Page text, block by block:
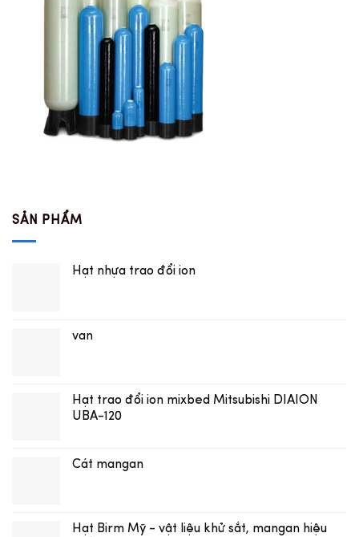
SẢN PHẨM
Hạt nhựa trao đổi ion
van
Hạt trao đổi ion mixbed Mitsubishi DIAION
UBA-120
Cát mangan
Hạt Birm Mỹ - vật liệu khử sắt, mangan hiệu